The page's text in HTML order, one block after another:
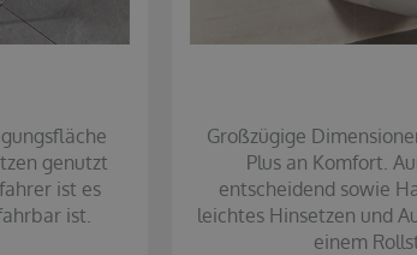
genutzt
ist es
ist.
Großzügige
Plus an Komfort.
entscheidend sowie
leichtes Hinsetzen und
einem